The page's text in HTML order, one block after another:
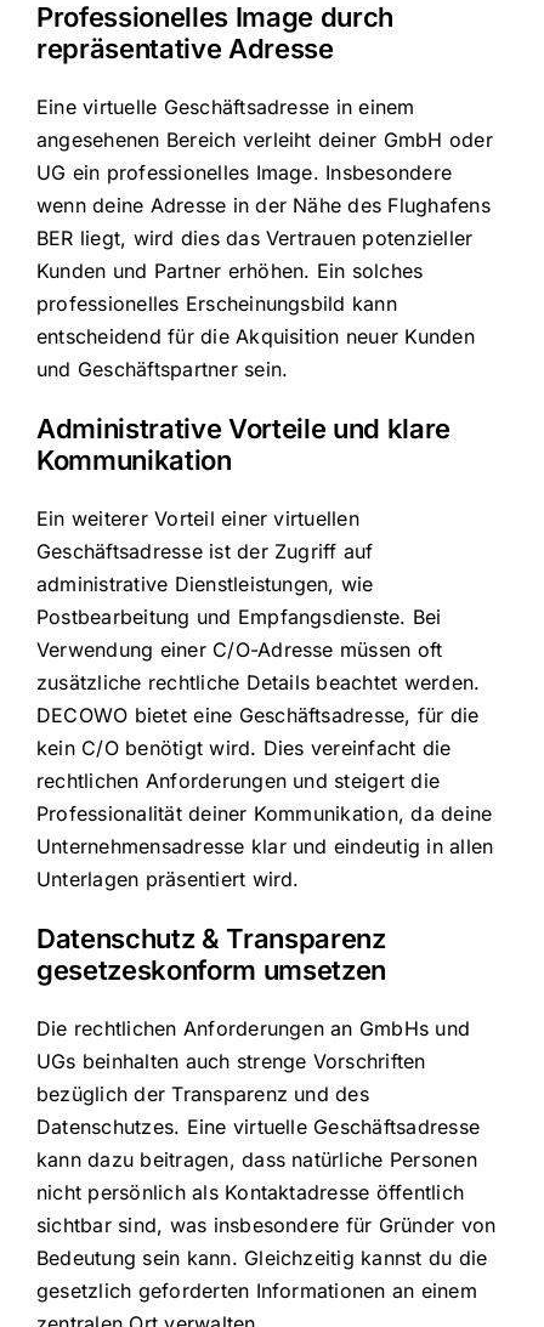
Professionelles Image durch
repräsentative Adresse
Eine virtuelle Geschäftsadresse in einem
angesehenen Bereich verleiht deiner GmbH oder
UG ein professionelles Image. Insbesondere
wenn deine Adresse in der Nähe des Flughafens
BER liegt, wird dies das Vertrauen potenzieller
Kunden und Partner erhöhen. Ein solches
professionelles Erscheinungsbild kann
entscheidend für die Akquisition neuer Kunden
und Geschäftspartner sein.
Administrative Vorteile und klare
Kommunikation
Ein weiterer Vorteil einer virtuellen
Geschäftsadresse ist der Zugriff auf
administrative Dienstleistungen, wie
Postbearbeitung und Empfangsdienste. Bei
Verwendung einer C/O-Adresse müssen oft
zusätzliche rechtliche Details beachtet werden.
DECOWO bietet eine Geschäftsadresse, für die
kein C/O benötigt wird. Dies vereinfacht die
rechtlichen Anforderungen und steigert die
Professionalität deiner Kommunikation, da deine
Unternehmensadresse klar und eindeutig in allen
Unterlagen präsentiert wird.
Datenschutz & Transparenz
gesetzeskonform umsetzen
Die rechtlichen Anforderungen an GmbHs und
UGs beinhalten auch strenge Vorschriften
bezüglich der Transparenz und des
Datenschutzes. Eine virtuelle Geschäftsadresse
kann dazu beitragen, dass natürliche Personen
nicht persönlich als Kontaktadresse öffentlich
sichtbar sind, was insbesondere für Gründer von
Bedeutung sein kann. Gleichzeitig kannst du die
gesetzlich geforderten Informationen an einem